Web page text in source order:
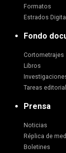
Formatos
Estrados
Fondo
Cortometrajes
Libros
Tareas
Prensa
Noticias
Réplica de
Boletines